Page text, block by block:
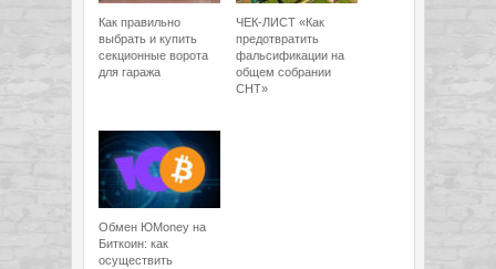
Как правильно
выбрать и купить
секционные ворота
для гаража
ЧЕК-ЛИСТ «Как
предотвратить
фальсификации на
общем собрании
СНТ»
Обмен ЮMoney на
Биткоин: как
осуществить